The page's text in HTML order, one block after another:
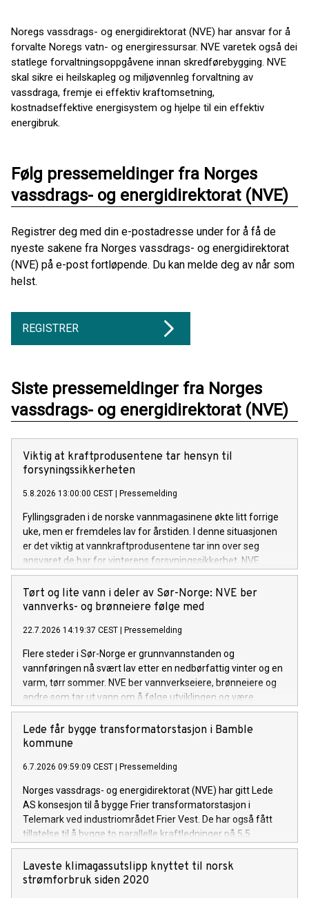
Noregs vassdrags- og energidirektorat (NVE) har ansvar for å
forvalte Noregs vatn- og energiressursar. NVE varetek også dei
statlege forvaltningsoppgåvene innan skredførebygging. NVE
skal sikre ei heilskapleg og miljøvennleg forvaltning av
vassdraga, fremje ei effektiv kraftomsetning,
kostnadseffektive energisystem og hjelpe til ein effektiv
energibruk.
Følg pressemeldinger fra Norges
vassdrags- og energidirektorat (NVE)
Registrer deg med din e-postadresse under for å få de
nyeste sakene fra Norges vassdrags- og energidirektorat
(NVE) på e-post fortløpende. Du kan melde deg av når som
helst.
REGISTRER
Siste pressemeldinger fra Norges
vassdrags- og energidirektorat (NVE)
Viktig at kraftprodusentene tar hensyn til
forsyningssikkerheten
5.8.2026 13:00:00 CEST Pressemelding
Fyllingsgraden i de norske vannmagasinene økte litt forrige
uke, men er fremdeles lav for årstiden. I denne situasjonen
er det viktig at vannkraftprodusentene tar inn over seg
ansvaret de har for vinterens forsyningssikkerhet. NVE
følger utviklingen av kraftsituasjonen, i tett dialog med
Statnett. Om nødvendig vil NVE innføre en
rapporteringsordning for kraftprodusentene.
Tørt og lite vann i deler av Sør-Norge: NVE ber
vannverks- og brønneiere følge med
22.7.2026 14:19:37 CEST Pressemelding
Flere steder i Sør-Norge er grunnvannstanden og
vannføringen nå svært lav etter en nedbørfattig vinter og en
varm, tørr sommer. NVE ber vannverkseiere, brønneiere og
andre som tar ut vann om å følge utviklingen og være
forberedt på å gjøre vannbesparende tiltak om det ikke
kommer mye regn de neste ukene.
Lede får bygge transformatorstasjon i Bamble
kommune
6.7.2026 09:59:09 CEST Pressemelding
Norges vassdrags- og energidirektorat (NVE) har gitt Lede
AS konsesjon til å bygge Frier transformatorstasjon i
Telemark ved industriområdet Frier Vest. De har også fått
tillatelse til å bygge to parallelle kraftledninger på 5,5
kilometer, for å knytte stasjonen til Herum
transformatorstasjon.
Laveste klimagassutslipp knyttet til norsk
strømforbruk siden 2020